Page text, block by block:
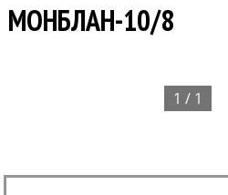
МОНБЛАН-10/8
1 / 1